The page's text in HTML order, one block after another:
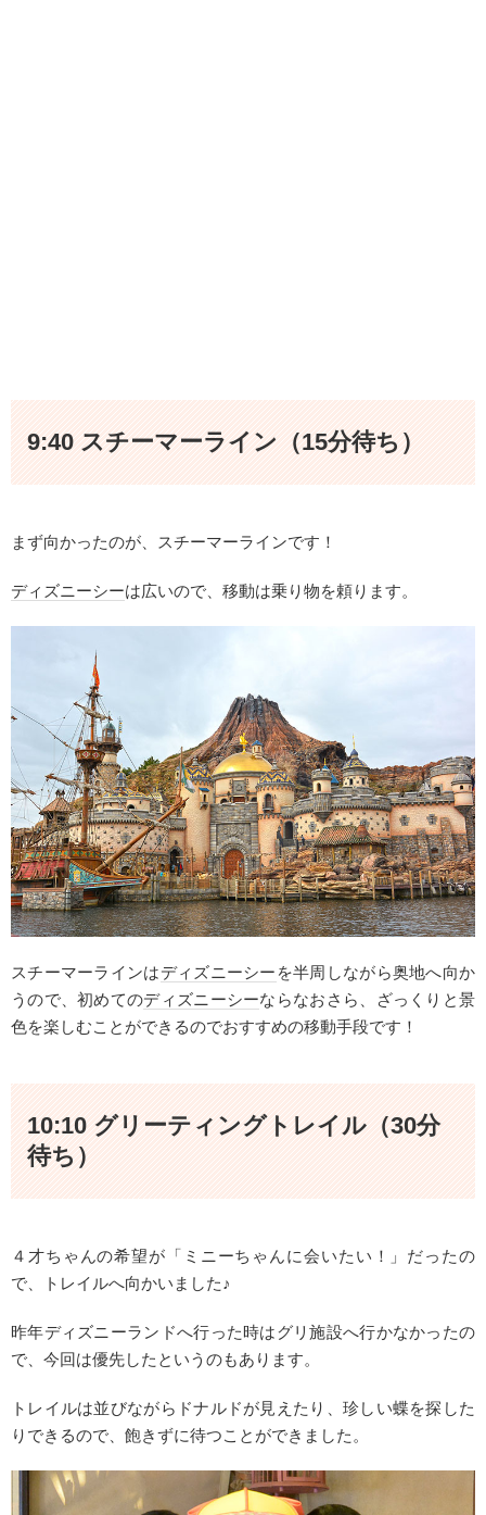
9:40 スチーマーライン（15分待ち）
まず向かったのが、スチーマーラインです！
ディズニーシーは広いので、移動は乗り物を頼ります。
スチーマーラインはディズニーシー を半周しながら奥地へ向か
うので、初めてのディズニーシーならなおさら、ざっくりと景
色を楽しむことができるのでおすすめの移動手段です！
10:10 グリーティングトレイル（30分
待ち）
４才ちゃんの希望が「ミニーちゃんに会いたい！」だったの
で、トレイルへ向かいました♪
昨年ディズニーランドへ行った時はグリ施設へ行かなかったの
で、今回は優先したというのもあります。
トレイルは並びながらドナルドが見えたり、珍しい蝶を探した
りできるので、飽きずに待つことができました。